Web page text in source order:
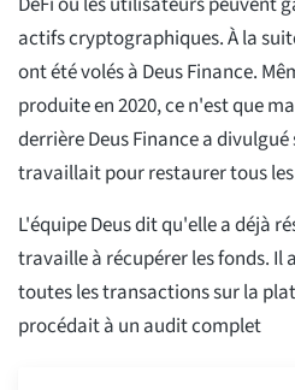
actifs cryptographiques. À la
ont été volés à Deus Finance.
produite en 2020, ce n'est que
derrière Deus Finance a
travaillait pour restaurer tous
L'équipe Deus dit qu'elle a déjà
travaille à récupérer les fonds.
toutes les transactions sur la
procédait à un audit complet